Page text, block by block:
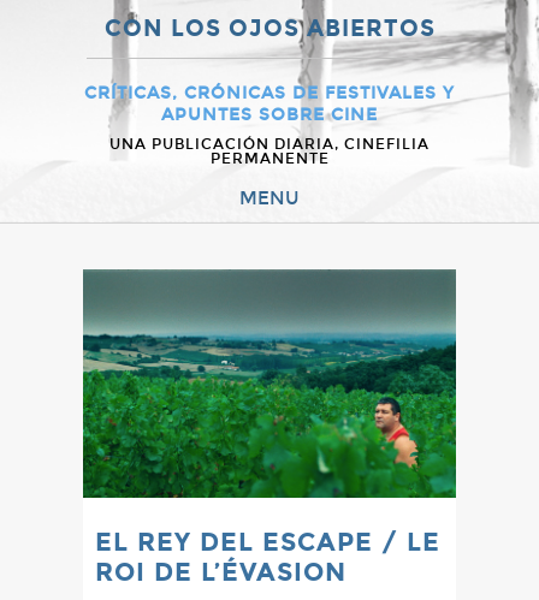
CON LOS OJOS ABIERTOS
CRÍTICAS, CRÓNICAS DE FESTIVALES Y
APUNTES SOBRE CINE
UNA PUBLICACIÓN DIARIA, CINEFILIA
PERMANENTE
MENU
EL REY DEL ESCAPE / LE
ROI DE L’ÉVASION